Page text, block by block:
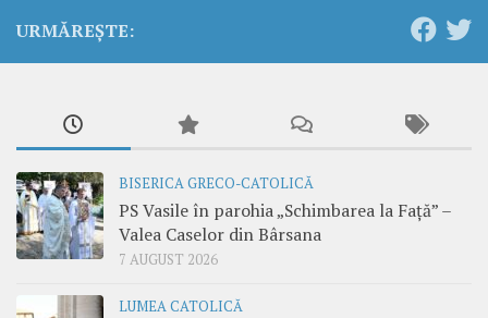
URMĂREȘTE:
BISERICA GRECO-CATOLICĂ
PS Vasile în parohia „Schimbarea la Față” –
Valea Caselor din Bârsana
7 AUGUST 2026
LUMEA CATOLICĂ